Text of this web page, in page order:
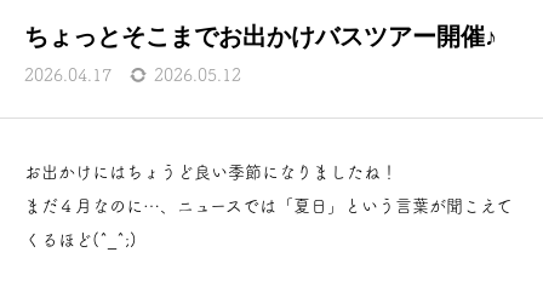
ちょっとそこまでお出かけバスツアー開催♪
2026.04.17 2026.05.12
お出かけにはちょうど良い季節になりましたね！
まだ４月なのに…、ニュースでは「夏日」という言葉が聞こえて
くるほど(^_^;)